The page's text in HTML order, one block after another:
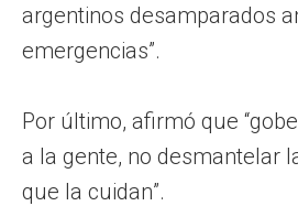
argentinos desamparados
emergencias”.
Por último, afirmó que
a la gente, no desmantelar
que la cuidan”.